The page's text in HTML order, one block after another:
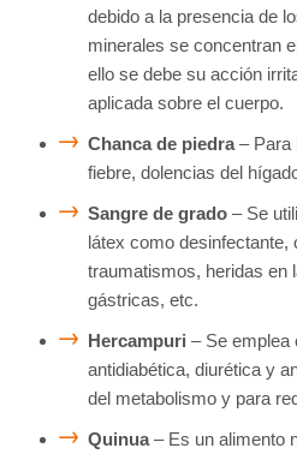
debido a la presencia de
minerales se concentran
ello se debe su acción
aplicada sobre el cuerpo.
Chanca de piedra– Para
fiebre, dolencias del
Sangre de grado– Se
látex como desinfectante,
traumatismos, heridas en
gástricas, etc.
Hercampuri – Se emplea
antidiabética, diurética y
del metabolismo y para
Quinua– Es un alimento